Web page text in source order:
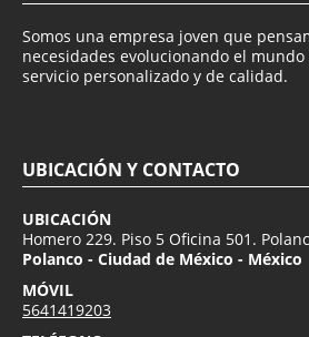
Somos una empresa joven que
necesidades evolucionando el
servicio personalizado y de calidad.
UBICACIÓN Y CONTACTO
UBICACIÓN
Homero 229. Piso 5 Oficina 501.
Polanco - Ciudad de México - México
MÓVIL
5641419203